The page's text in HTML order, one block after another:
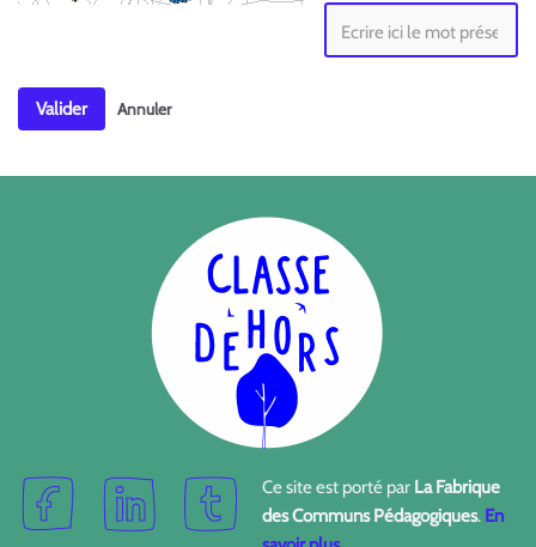
Valider Annuler
Ce site est porté par La Fabrique
des Communs Pédagogiques. En